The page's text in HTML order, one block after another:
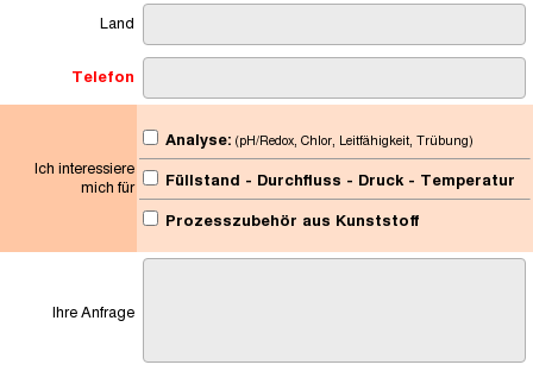
Land
Telefon
Ich interessiere
mich für
Analyse: (pH/Redox, Chlor, Leitfähigkeit, Trübung)
Füllstand - Durchfluss - Druck - Temperatur
Prozesszubehör aus Kunststoff
Ihre Anfrage